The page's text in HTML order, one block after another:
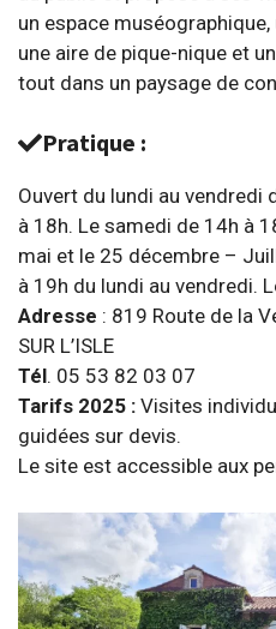
un espace
une aire de pique-nique et
tout dans un paysage de
Pratique :
Ouvert du lundi au vendredi
à 18h. Le samedi de 14h à
mai et le 25 décembre –
à 19h du lundi au vendredi.
Adresse : 819 Route de la
SUR L’ISLE
Tél. 05 53 82 03 07
Tarifs 2025 : Visites
guidées sur devis.
Le site est accessible aux